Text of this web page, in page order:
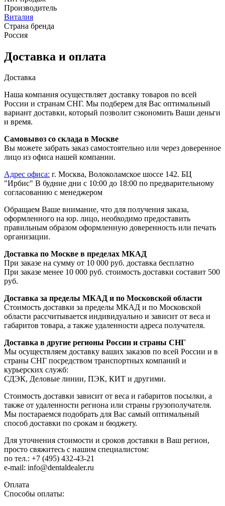
Производитель
Виталия
Страна бренда
Россия
Доставка и оплата
Доставка
Наша компания осуществляет доставку товаров по всей
России и странам СНГ. Мы подберем для Вас оптимальный
вариант доставки, который позволит сэкономить Ваши деньги
и время.
Самовывоз со склада в Москве
Вы можете забрать заказ самостоятельно или через доверенное
лицо из офиса нашей компании.
Адрес офиса: г. Москва, Волоколамское шоссе 142. БЦ
"Ирбис" В будние дни с 10:00 до 18:00 по предварительному
согласованию с менеджером
Обращаем Ваше внимание, что для получения заказа,
оформленного на юр. лицо, необходимо предоставить
правильным образом оформленную доверенность или печать
организации.
Доставка по Москве в пределах МКАД
При заказе на сумму от 10 000 руб. доставка бесплатно
При заказе менее 10 000 руб. стоимость доставки составит 500
руб.
Доставка за пределы МКАД и по Московской области
Стоимость доставки за пределы МКАД и по Московской
области рассчитывается индивидуально и зависит от веса и
габаритов товара, а также удаленности адреса получателя.
Доставка в другие регионы России и страны СНГ
Мы осуществляем доставку ваших заказов по всей России и в
страны СНГ посредством транспортных компаний и
курьерских служб:
СДЭК, Деловые линии, ПЭК, КИТ и другими.
Стоимость доставки зависит от веса и габаритов посылки, а
также от удаленности региона или страны грузополучателя.
Мы постараемся подобрать для Вас самый оптимальный
способ доставки по срокам и бюджету.
Для уточнения стоимости и сроков доставки в Ваш регион,
просто свяжитесь с нашим специалистом:
по тел.: +7 (495) 432-43-21
e-mail: info@dentaldealer.ru
Оплата
Способы оплаты: